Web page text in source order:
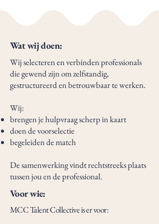
Wat wij doen:
Wij selecteren en verbinden professionals
die gewend zijn om zelfstandig,
gestructureerd en betrouwbaar te werken.
Wij:
brengen je hulpvraag scherp in kaart
doen de voorselectie
begeleiden de match
De samenwerking vindt rechtstreeks plaats
tussen jou en de professional.
Voor wie:
MCC Talent Collective is er voor: